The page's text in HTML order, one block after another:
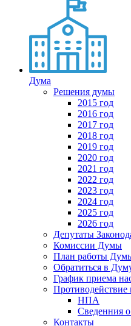
Дума
Решения думы
2015 год
2016 год
2017 год
2018 год
2019 год
2020 год
2021 год
2022 год
2023 год
2024 год
2025 год
2026 год
Депутаты
Комиссии Думы
План работы
Обратиться в
График приема
Противодействие
НПА
Сведенния
Контакты